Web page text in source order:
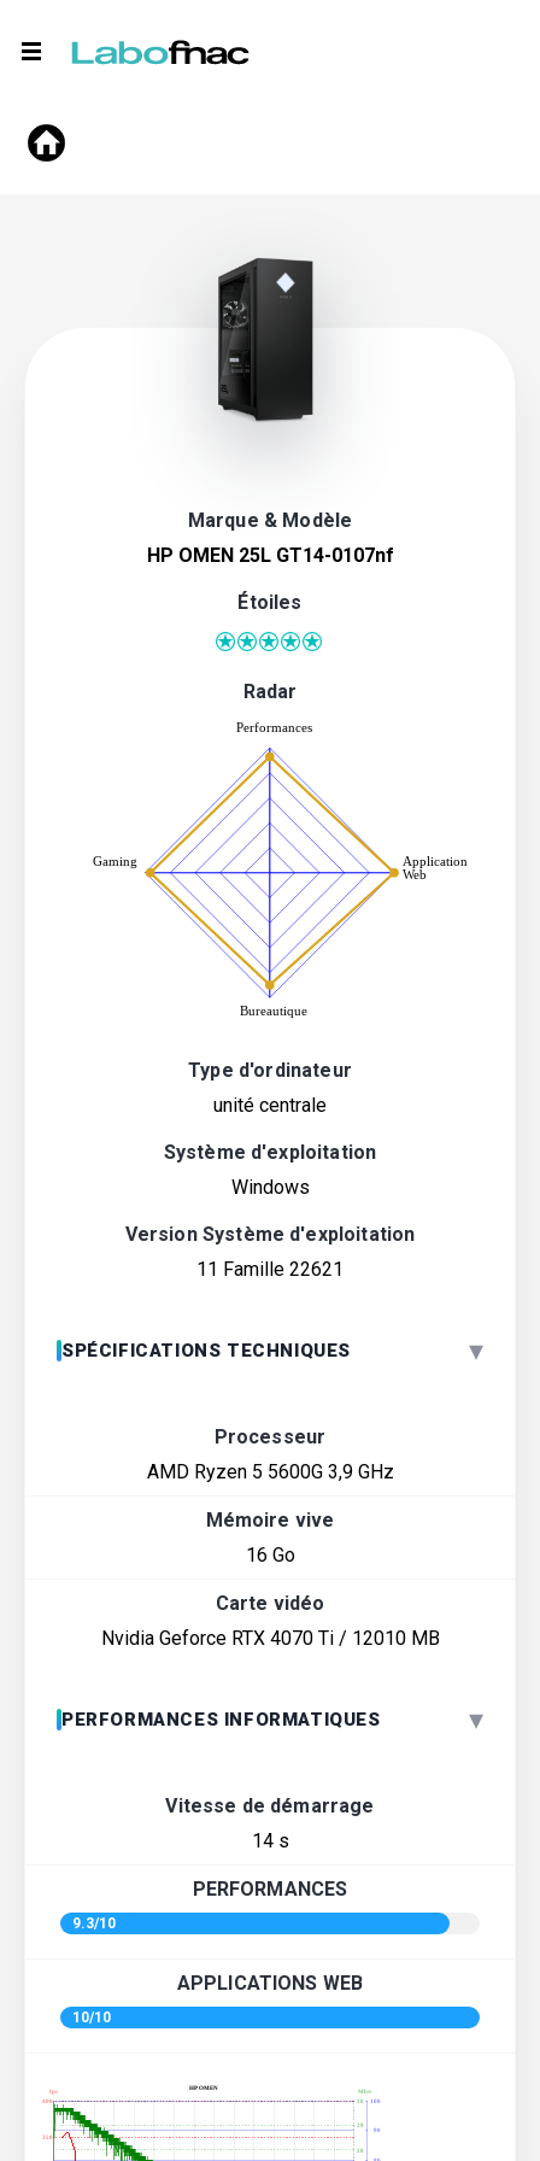
Marque & Modèle
HP OMEN 25L GT14-0107nf
Étoiles
Radar
Type d'ordinateur
unité centrale
Système d'exploitation
Windows
Version Système d'exploitation
11 Famille 22621
SPÉCIFICATIONS TECHNIQUES ▾
Processeur
AMD Ryzen 5 5600G 3,9 GHz
Mémoire vive
16 Go
Carte vidéo
Nvidia Geforce RTX 4070 Ti / 12010 MB
PERFORMANCES INFORMATIQUES ▾
Vitesse de démarrage
14 s
PERFORMANCES
9.3/10
APPLICATIONS WEB
10/10
HP OMEN
350
400
fps
28
29
30
Mb/s
80
90
100